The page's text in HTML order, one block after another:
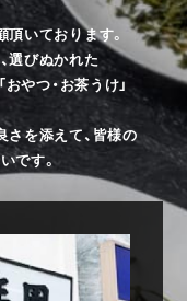
いております。
選びぬかれた
おやつ・お茶うけ」
さを添えて、皆様の
です。